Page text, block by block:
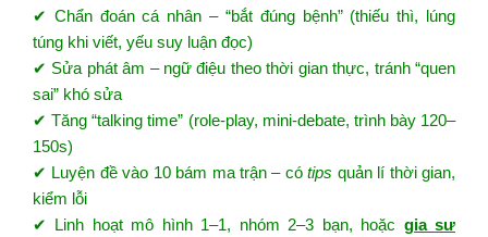
✔ Chẩn đoán cá nhân – “bắt đúng bệnh” (thiếu thì, lúng
túng khi viết, yếu suy luận đọc)
✔ Sửa phát âm – ngữ điệu theo thời gian thực, tránh “quen
sai” khó sửa
✔ Tăng “talking time” (role-play, mini-debate, trình bày 120–
150s)
✔ Luyện đề vào 10 bám ma trận – cótips quản lí thời gian,
kiểm lỗi
✔ Linh hoạt mô hình 1–1, nhóm 2–3 bạn, hoặc gia sư